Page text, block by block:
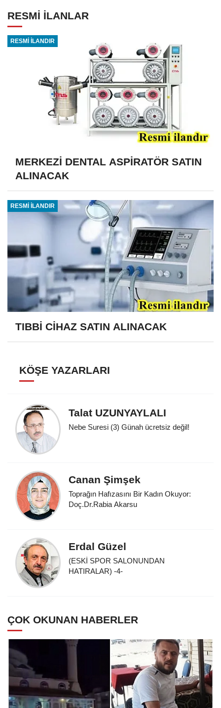
RESMİ İLANLAR
RESMİ İLANDIR
MERKEZİ DENTAL ASPİRATÖR SATIN
ALINACAK
RESMİ İLANDIR
TIBBİ CİHAZ SATIN ALINACAK
KÖŞE YAZARLARI
Talat UZUNYAYLALI
Nebe Suresi (3) Günah ücretsiz değil!
Canan Şimşek
Toprağın Hafızasını Bir Kadın Okuyor:
Doç.Dr.Rabia Akarsu
Erdal Güzel
(ESKİ SPOR SALONUNDAN
HATIRALAR) -4-
ÇOK OKUNAN HABERLER